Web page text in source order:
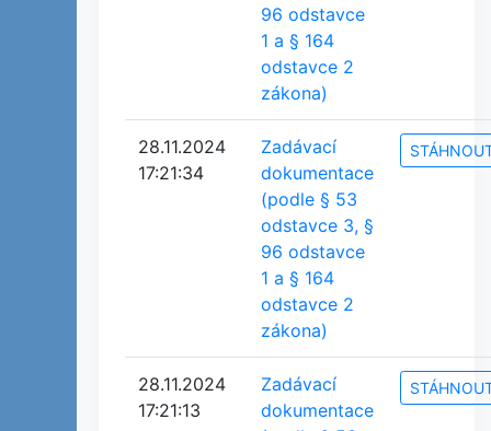
96 odstavce
1 a § 164
odstavce 2
zákona)
28.11.2024
17:21:34
Zadávací
dokumentace
(podle § 53
odstavce 3, §
96 odstavce
1 a § 164
odstavce 2
zákona)
28.11.2024
17:21:13
Zadávací
dokumentace